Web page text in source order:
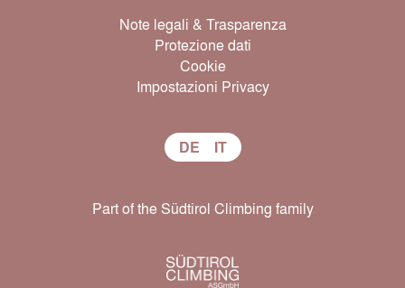
Note legali & Trasparenza
Protezione dati
Cookie
Impostazioni Privacy
DE IT
Part of the Südtirol Climbing family